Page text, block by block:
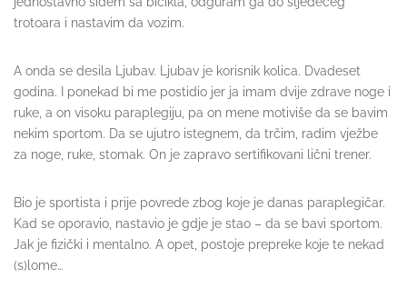
trotoara i nastavim da vozim.
A onda se desila Ljubav. Ljubav je korisnik kolica. Dvadeset
godina. I ponekad bi me postidio jer ja imam dvije zdrave noge i
ruke, a on visoku paraplegiju, pa on mene motiviše da se bavim
nekim sportom. Da se ujutro istegnem, da trčim, radim vježbe
za noge, ruke, stomak. On je zapravo sertifikovani lični trener.
Bio je sportista i prije povrede zbog koje je danas paraplegičar.
Kad se oporavio, nastavio je gdje je stao – da se bavi sportom.
Jak je fizički i mentalno. A opet, postoje prepreke koje te nekad
(s)lome…